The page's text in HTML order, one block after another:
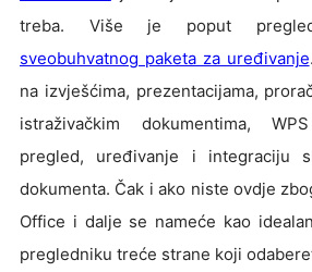
treba. Više je poput
sveobuhvatnog paketa za uređivanje
na izvješćima, prezentacijama,
istraživačkim dokumentima,
pregled, uređivanje i integraciju
dokumenta. Čak i ako niste ovdje
Office i dalje se nameće kao
pregledniku treće strane koji